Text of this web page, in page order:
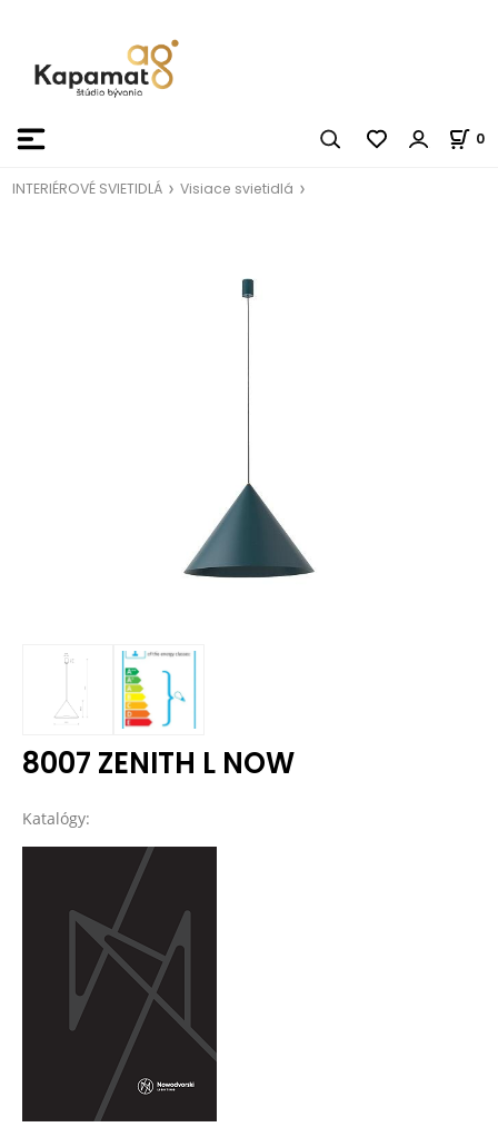
0
INTERIÉROVÉ SVIETIDLÁ Visiace svietidlá
8007 ZENITH L NOW
Katalógy: